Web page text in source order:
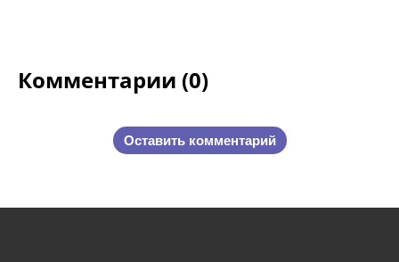
Комментарии (0)
Оставить комментарий